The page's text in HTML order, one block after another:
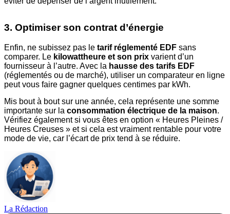
3. Optimiser son contrat d’énergie
Enfin, ne subissez pas le tarif réglementé EDF sans
comparer. Le kilowattheure et son prix varient d’un
fournisseur à l’autre. Avec la hausse des tarifs EDF
(réglementés ou de marché), utiliser un comparateur en ligne
peut vous faire gagner quelques centimes par kWh.
Mis bout à bout sur une année, cela représente une somme
importante sur la consommation électrique de la maison.
Vérifiez également si vous êtes en option « Heures Pleines /
Heures Creuses » et si cela est vraiment rentable pour votre
mode de vie, car l’écart de prix tend à se réduire.
La Rédaction